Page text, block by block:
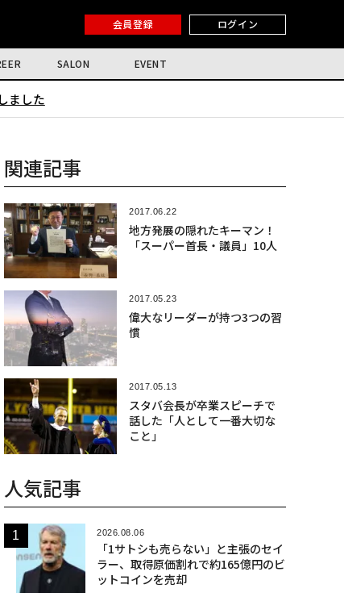
会員登録 ログイン
SALON EVENT
ました
関連記事
2017.06.22
地方発展の隠れたキーマン！
「スーパー首長・議員」10人
2017.05.23
偉大なリーダーが持つ3つの習
慣
2017.05.13
スタバ会長が卒業スピーチで
話した「人として一番大切な
こと」
人気記事
2026.08.06
「1サトシも売らない」と主張のセイ
ラー、取得原価割れで約165億円のビ
ットコインを売却